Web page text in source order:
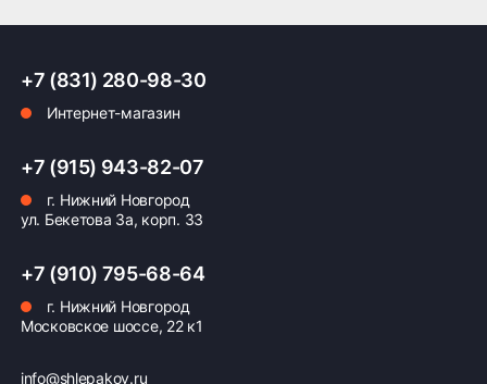
Оплата заказа
Возможна картой, наличными при получении,
формирование счёта для Юр.Лица
+7 (831) 280-98-30
Интернет-магазин
+7 (915) 943-82-07
г. Нижний Новгород
ул. Бекетова 3а, корп. 33
+7 (910) 795-68-64
г. Нижний Новгород
Московское шоссе, 22 к1
info@shlepakov.ru